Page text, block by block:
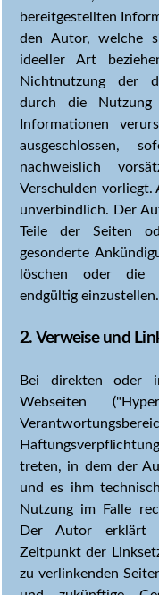
bereitgestellten
den Autor, welche
ideeller Art
Nichtnutzung der
durch die Nutzung
Informationen
ausgeschlossen,
nachweislich
Verschulden vorliegt.
unverbindlich. Der
Teile der Seiten
gesonderte
löschen oder die
endgültig einzustellen.
2. Verweise und
Bei direkten oder
Webseiten
treten, in dem der
und es ihm
Nutzung im Falle
Der Autor erklärt
Zeitpunkt der
zu verlinkenden